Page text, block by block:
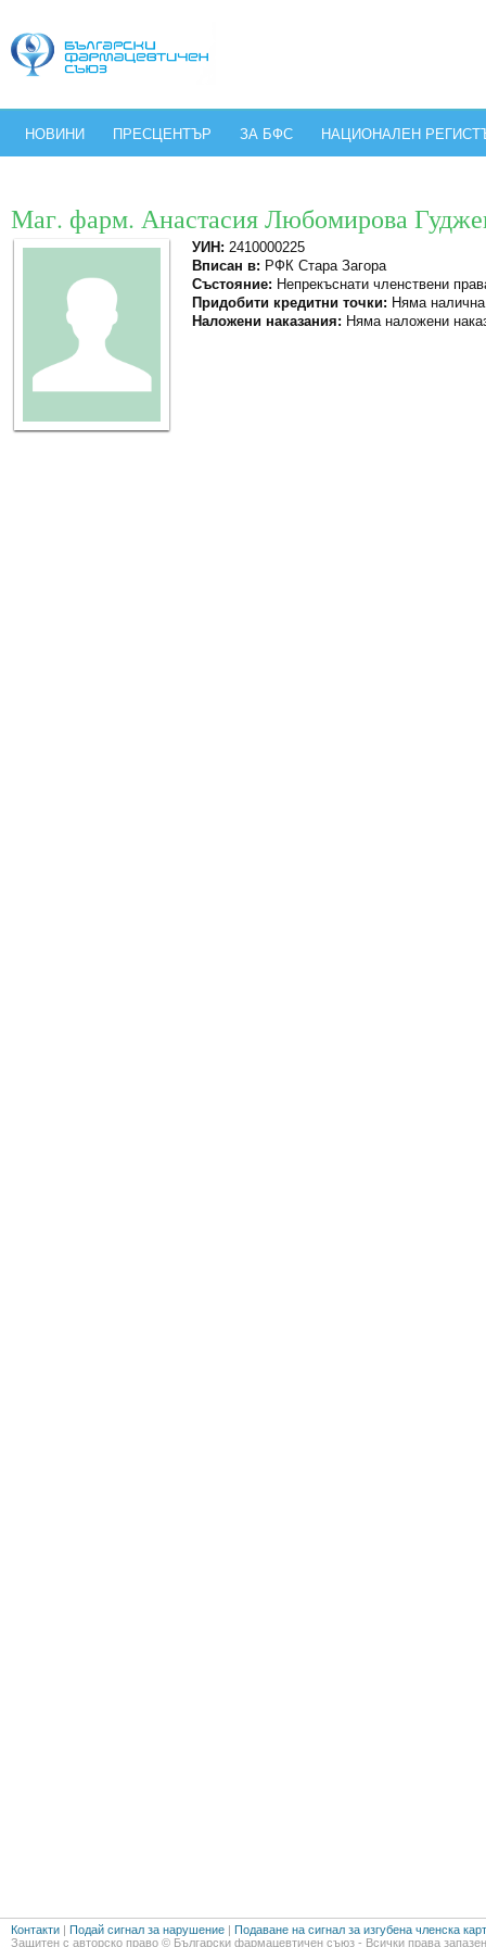
НОВИНИ ПРЕСЦЕНТЪР ЗА БФС НАЦИОНАЛЕН
Маг. фарм. Анастасия Любомирова
УИН: 2410000225
Вписан в: РФК Стара Загора
Състояние: Непрекъснати членствени
Придобити кредитни точки: Няма
Наложени наказания: Няма наложени
Контакти | Подай сигнал за нарушение | Подаване на сигнал за изгубена членска
Защитен с авторско право © Български фармацевтичен съюз - Всички права